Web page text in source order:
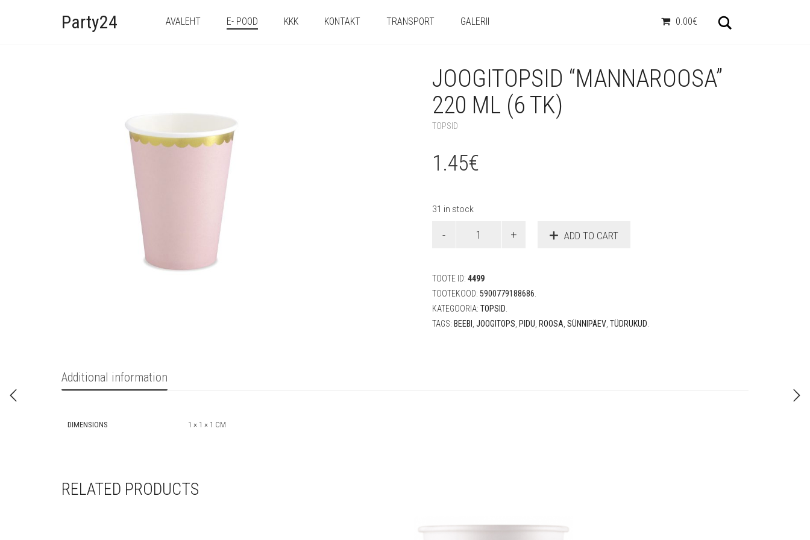
Party24 AVALEHT E- POOD KKK KONTAKT TRANSPORT GALERII 0.00€
JOOGITOPSID “MANNAROOSA”
220 ML (6 TK)
TOPSID
1.45€
31 in stock
"Mannaroosa"
(6
quantity
ADD TO CART
TOOTE ID: 4499
TOOTEKOOD: 5900779188686
KATEGOORIA: TOPSID
TAGS: BEEBI JOOGITOPS PIDU ROOSA SÜNNIPÄEV TÜDRUKUD
Additional information
DIMENSIONS 1 × 1 × 1 CM
RELATED PRODUCTS